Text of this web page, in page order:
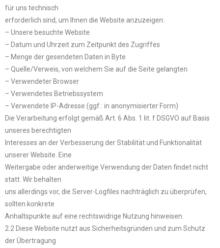
für uns technisch
erforderlich sind, um Ihnen die Website anzuzeigen:
– Unsere besuchte Website
– Datum und Uhrzeit zum Zeitpunkt des Zugriffes
– Menge der gesendeten Daten in Byte
– Quelle/Verweis, von welchem Sie auf die Seite gelangten
– Verwendeter Browser
– Verwendetes Betriebssystem
– Verwendete IP-Adresse (ggf.: in anonymisierter Form)
Die Verarbeitung erfolgt gemäß Art. 6 Abs. 1 lit. f DSGVO auf Basis
unseres berechtigten
Interesses an der Verbesserung der Stabilität und Funktionalität
unserer Website. Eine
Weitergabe oder anderweitige Verwendung der Daten findet nicht
statt. Wir behalten
uns allerdings vor, die Server-Logfiles nachträglich zu überprüfen,
sollten konkrete
Anhaltspunkte auf eine rechtswidrige Nutzung hinweisen.
2.2 Diese Website nutzt aus Sicherheitsgründen und zum Schutz
der Übertragung